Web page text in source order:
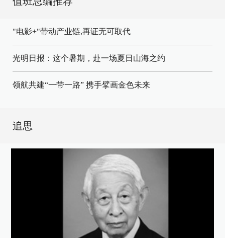
"电影+"带动产业链,再证无可取代
光明日报：这个暑期，赴一场夏日山海之约
领航共建“一带一路” 携手擘画金色未来
追思